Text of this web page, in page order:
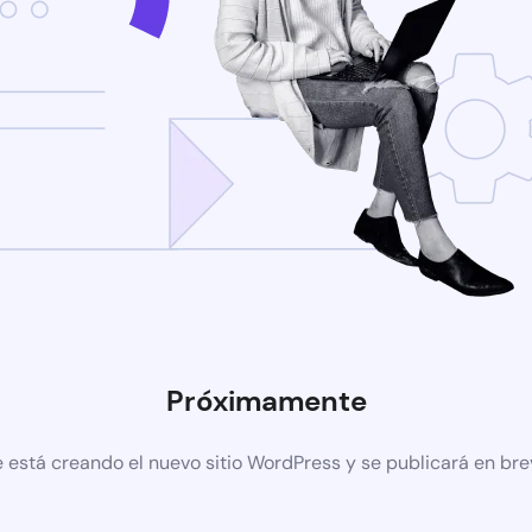
Próximamente
está creando el nuevo sitio WordPress y se publicará en